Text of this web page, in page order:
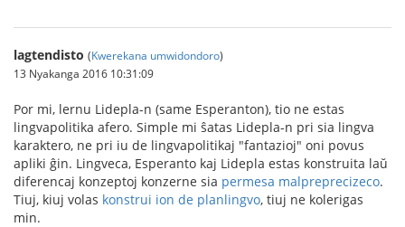
lagtendisto (Kwerekana umwidondoro)
13 Nyakanga 2016 10:31:09
Por mi, lernu Lidepla-n (same Esperanton), tio ne estas
lingvapolitika afero. Simple mi ŝatas Lidepla-n pri sia lingva
karaktero, ne pri iu de lingvapolitikaj "fantazioj" oni povus
apliki ĝin. Lingveca, Esperanto kaj Lidepla estas konstruita laŭ
diferencaj konzeptoj konzerne sia permesa malpreprecizeco.
Tiuj, kiuj volas konstrui ion de planlingvo, tiuj ne kolerigas
min.